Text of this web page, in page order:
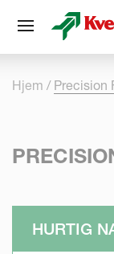
Hjem Precision
HURTIG
CCookie-